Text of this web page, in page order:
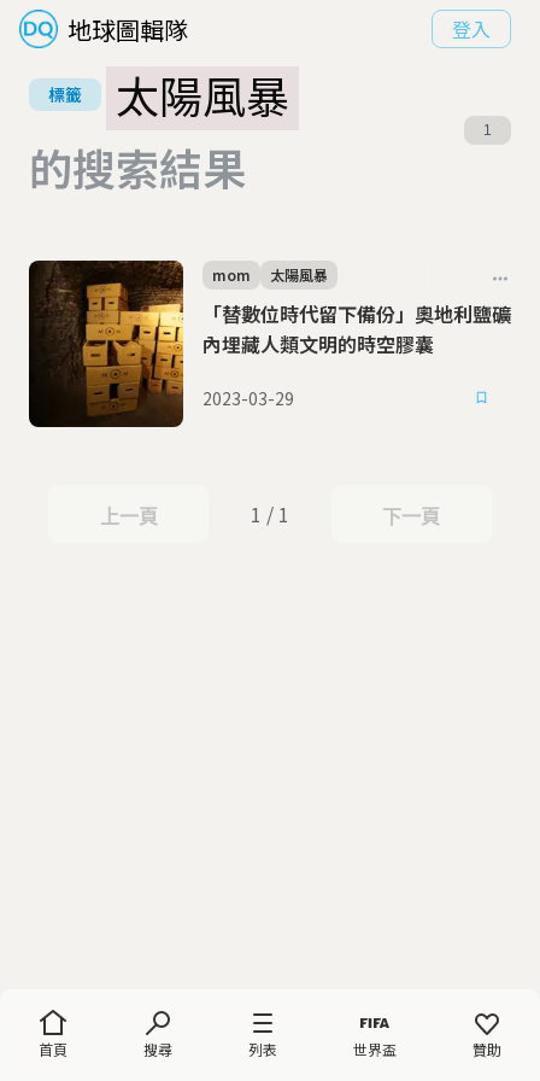
地球圖輯隊 登入
首頁 搜尋 列表 世界盃 贊助
標籤
太陽風暴
的搜索結果
1
「替數位時代留下備份」奧地利鹽礦
內埋藏人類文明的時空膠囊
mom 太陽風暴
2023-03-29
上一頁
上一頁 1 / 1 下一頁
下一頁